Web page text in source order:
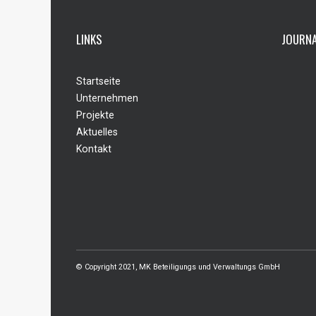
LINKS
Startseite
Unternehmen
Projekte
Aktuelles
Kontakt
© Copyright 2021, MK Beteiligungs und Verwaltungs GmbH